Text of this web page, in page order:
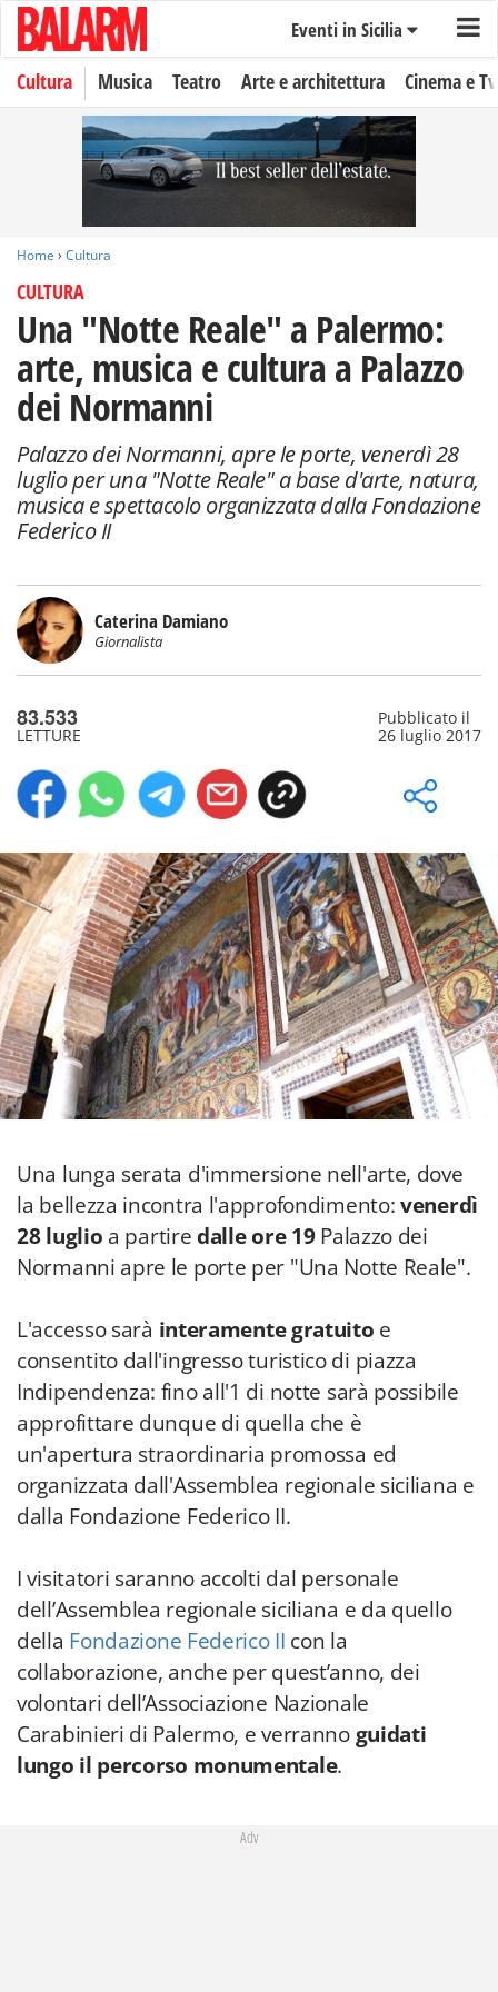
Eventi in Sicilia
Cultura Musica Teatro Arte e architettura Cinema e Tv
Home › Cultura
CULTURA
Una "Notte Reale" a Palermo:
arte, musica e cultura a Palazzo
dei Normanni
Palazzo dei Normanni, apre le porte, venerdì 28
luglio per una "Notte Reale" a base d'arte, natura,
musica e spettacolo organizzata dalla Fondazione
Federico II
Caterina Damiano
Giornalista
83.533
LETTURE
Pubblicato il
26 luglio 2017
Una lunga serata d'immersione nell'arte, dove
la bellezza incontra l'approfondimento:venerdì
28 luglio a partiredalle ore 19Palazzo dei
Normanni apre le porte per "Una Notte Reale".
L'accesso sarà interamente gratuito e
consentito dall'ingresso turistico di piazza
Indipendenza: fino all'1 di notte sarà possibile
approfittare dunque di quella che è
un'apertura straordinaria promossa ed
organizzata dall'Assemblea regionale siciliana e
dalla Fondazione Federico II.
I visitatori saranno accolti dal personale
dell’Assemblea regionale siciliana e da quello
della Fondazione Federico II con la
collaborazione, anche per quest’anno, dei
volontari dell’Associazione Nazionale
Carabinieri di Palermo, e verrannoguidati
lungo il percorso monumentale.
Adv